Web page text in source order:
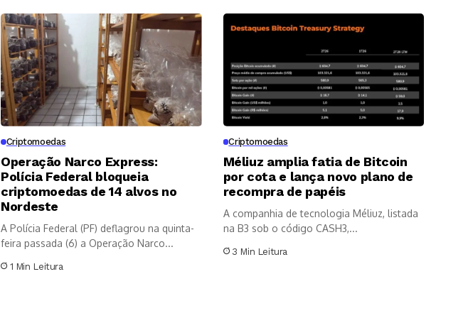
Criptomoedas
Operação Narco Express:
Polícia Federal bloqueia
criptomoedas de 14 alvos no
Nordeste
A Polícia Federal (PF) deflagrou na quinta-
feira passada (6) a Operação Narco...
1 Min Leitura
Criptomoedas
Méliuz amplia fatia de Bitcoin
por cota e lança novo plano de
recompra de papéis
A companhia de tecnologia Méliuz, listada
na B3 sob o código CASH3,...
3 Min Leitura